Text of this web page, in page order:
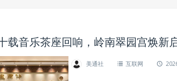
载音乐茶座回响，岭南翠园宫焕新
美通社 互联网